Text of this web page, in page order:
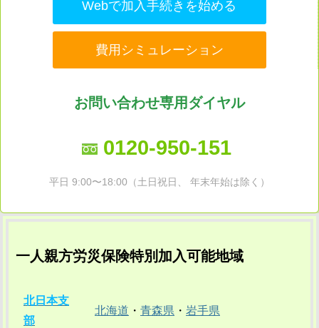
Webで加入手続きを始める
費用シミュレーション
お問い合わせ専用ダイヤル
0120-950-151
平日 9:00〜18:00（土日祝日、 年末年始は除く）
一人親方労災保険特別加入可能地域
北日本支
部
北海道 ・ 青森県 ・ 岩手県